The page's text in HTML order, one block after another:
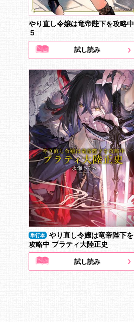
やり直し令嬢は竜帝陛下を攻略中
５
試し読み
単行本
やり直し令嬢は竜帝陛下を
攻略中 プラティ大陸正史
試し読み